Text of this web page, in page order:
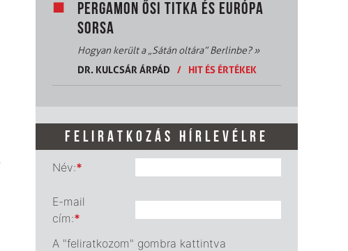
PERGAMON ŐSI TITKA ÉS EURÓPA
SORSA
Hogyan került a „Sátán oltára” Berlinbe?»
DR. KULCSÁR ÁRPÁD
/ HIT ÉS ÉRTÉKEK
FELIRATKOZÁS HÍRLEVÉLRE
Név:*
E-mail
cím:*
A "feliratkozom" gombra kattintva